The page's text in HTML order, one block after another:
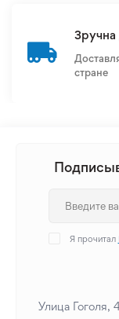
Зручна
стране
Я прочитал
Улица Гоголя,